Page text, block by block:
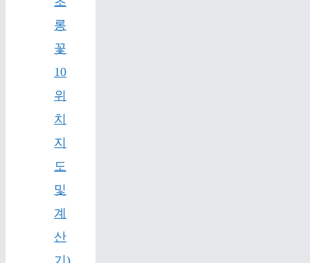
롱
꽃
10
위
치
지
도
및
계
산